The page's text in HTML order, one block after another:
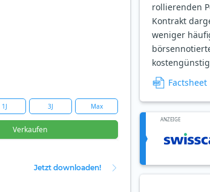
1J 3J Max
Verkaufen
Jetzt downloaden!
rollierenden
Kontrakt
weniger
Factsheet
ANZEIGE